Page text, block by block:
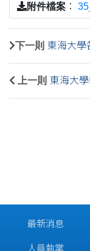
附件檔案 ：
下一則 東海大學
上一則 東海大學
最新消息
人員執掌